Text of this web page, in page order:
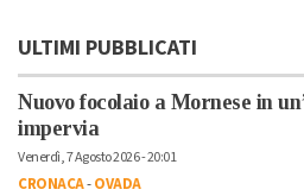
ULTIMI PUBBLICATI
Nuovo focolaio a Mornese in
impervia
Venerdì, 7 Agosto 2026 - 20:01
CRONACA-OVADA